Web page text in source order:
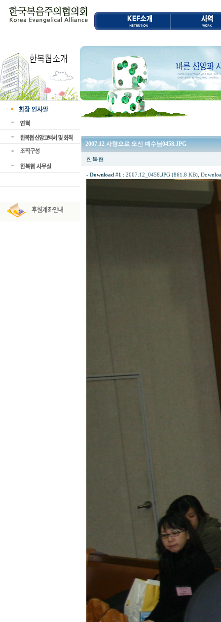
2007.12 사랑으로 오신 예수님0458.JPG
한복협
- Download #1 : 2007.12_0458.JPG (861.8 KB) ,